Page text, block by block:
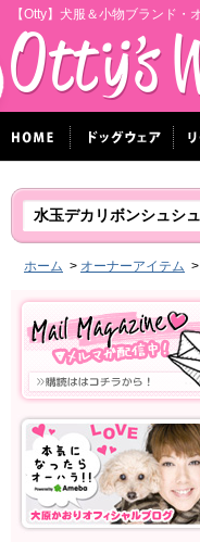
【Otty】犬服＆小物ブランド・
水玉デカリボンシュシュ
ホーム > オーナーアイテム >